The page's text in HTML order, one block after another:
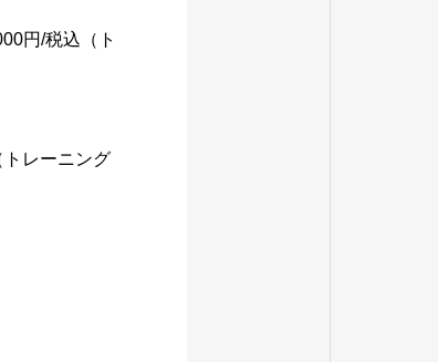
円/税込（ト
トレーニング